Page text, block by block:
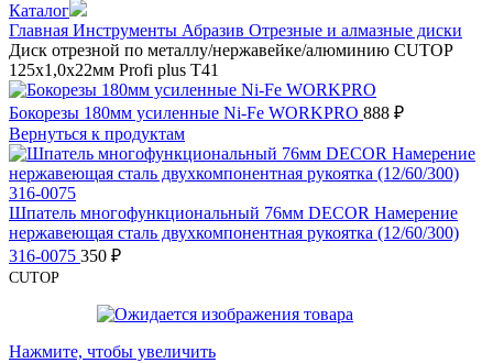
Каталог
Главная Инструменты Абразив Отрезные и алмазные диски
Диск отрезной по металлу/нержавейке/алюминию CUTOP
125х1,0х22мм Profi plus T41
Бокорезы 180мм усиленные Ni-Fe WORKPRO 888 ₽
Вернуться к продуктам
Шпатель многофункциональный 76мм DECOR Намерение
нержавеющая сталь двухкомпонентная рукоятка (12/60/300)
316-0075 350 ₽
CUTOP
Нажмите, чтобы увеличить